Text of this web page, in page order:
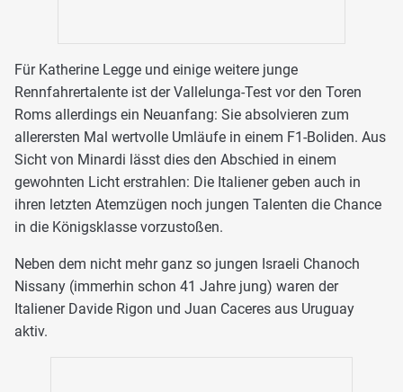
Für Katherine Legge und einige weitere junge
Rennfahrertalente ist der Vallelunga-Test vor den Toren
Roms allerdings ein Neuanfang: Sie absolvieren zum
allerersten Mal wertvolle Umläufe in einem F1-Boliden. Aus
Sicht von Minardi lässt dies den Abschied in einem
gewohnten Licht erstrahlen: Die Italiener geben auch in
ihren letzten Atemzügen noch jungen Talenten die Chance
in die Königsklasse vorzustoßen.
Neben dem nicht mehr ganz so jungen Israeli Chanoch
Nissany (immerhin schon 41 Jahre jung) waren der
Italiener Davide Rigon und Juan Caceres aus Uruguay
aktiv.